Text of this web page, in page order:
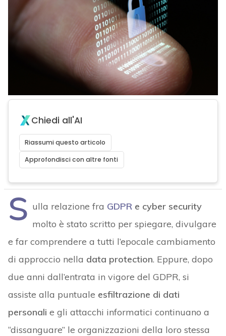
Chiedi all'AI
Riassumi questo articolo
Approfondisci con altre fonti
S ulla relazione fra GDPRe cyber security
molto è stato scritto per spiegare, divulgare
e far comprendere a tutti l’epocale cambiamento
di approccio nella data protection. Eppure, dopo
due anni dall’entrata in vigore del GDPR, si
assiste alla puntuale esfiltrazione di dati
personali e gli attacchi informatici continuano a
“dissanguare” le organizzazioni della loro stessa